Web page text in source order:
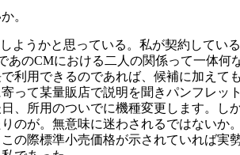
。
うかと思っている。私が契約してい
のCMにおける二人の関係って一体何
利用できるのであれば、候補に加え
って某量販店で説明を聞きパンフレッ
、所用のついでに機種変更します。し
のが。無意味に迷わされるではないか
際標準小売価格が示されていれば実